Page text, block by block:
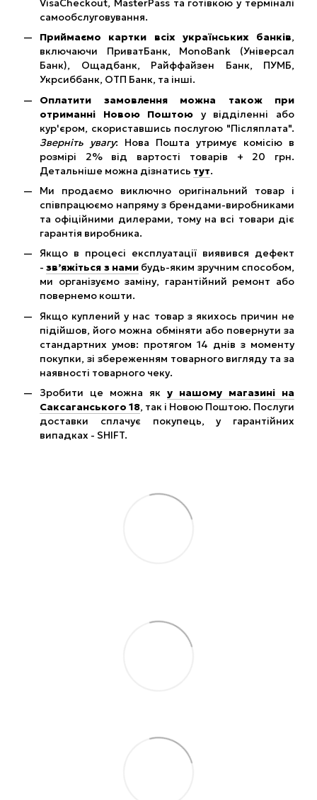
VisaCheckout, MasterPass та готівкою у терміналі
самообслуговування.
Приймаємо картки всіх українських банків,
включаючи ПриватБанк, MonoBank (Універсал
Банк), Ощадбанк, Райффайзен Банк, ПУМБ,
Укрсиббанк, ОТП Банк, та інші.
Оплатити замовлення можна також при
отриманні Новою Поштою у відділенні або
кур'єром, скориставшись послугою "Післяплата".
Зверніть увагу: Нова Пошта утримує комісію в
розмірі 2% від вартості товарів + 20 грн.
Детальніше можна дізнатись тут.
Ми продаємо виключно оригінальний товар і
співпрацюємо напряму з брендами-виробниками
та офіційними дилерами, тому на всі товари діє
гарантія виробника.
Якщо в процесі експлуатації виявився дефект
-зв’яжіться з нами будь-яким зручним способом,
ми організуємо заміну, гарантійний ремонт або
повернемо кошти.
Якщо куплений у нас товар з якихось причин не
підійшов, його можна обміняти або повернути за
стандартних умов: протягом 14 днів з моменту
покупки, зі збереженням товарного вигляду та за
наявності товарного чеку.
Зробити це можна як у нашому магазині на
Саксаганського 18, так і Новою Поштою. Послуги
доставки сплачує покупець, у гарантійних
випадках - SHIFT.